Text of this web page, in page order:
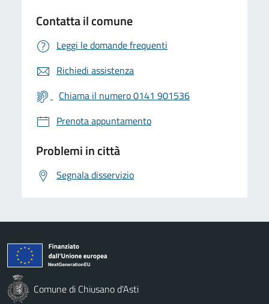
Contatta il comune
Leggi le domande frequenti
Richiedi assistenza
Chiama il numero 0141 901536
Prenota appuntamento
Problemi in città
Segnala disservizio
Comune di Chiusano d'Asti